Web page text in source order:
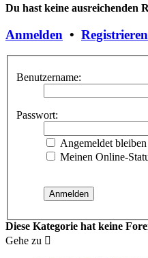
Du hast keine ausreichenden
Anmelden • Registrieren
Benutzername:
Passwort:
Angemeldet bleiben
Meinen Online-
Diese Kategorie hat keine
Gehe zu